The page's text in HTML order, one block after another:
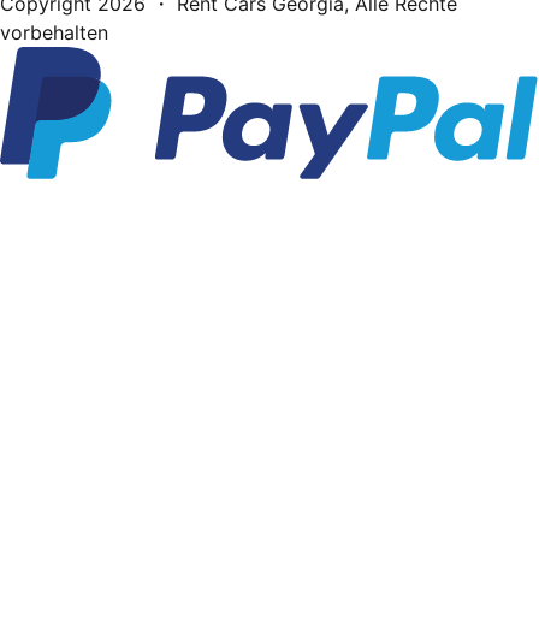
vorbehalten